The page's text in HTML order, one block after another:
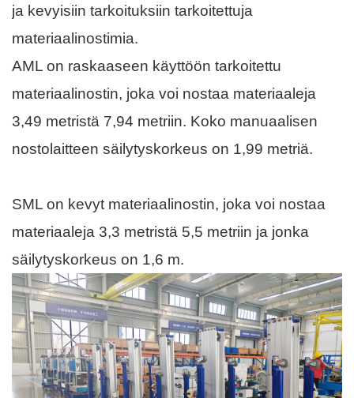
ja kevyisiin tarkoituksiin tarkoitettuja
materiaalinostimia.
AML on raskaaseen käyttöön tarkoitettu
materiaalinostin, joka voi nostaa materiaaleja
3,49 metristä 7,94 metriin. Koko manuaalisen
nostolaitteen säilytyskorkeus on 1,99 metriä.
SML on kevyt materiaalinostin, joka voi nostaa
materiaaleja 3,3 metristä 5,5 metriin ja jonka
säilytyskorkeus on 1,6 m.